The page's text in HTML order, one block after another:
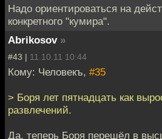
Надо ориентироваться на
конкретного "кумира".
Abrikosov »
#43 | 11.10.11 10:44
Кому: Человекъ, #35
> Боря лет пятнадцать как
развлечений.
Да, теперь Боря перешёл в